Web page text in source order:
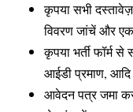
कृपया सभी
विवरण जांचें और
कृपया भर्ती फॉर्म
आईडी प्रमाण,
आवेदन पत्र जमा